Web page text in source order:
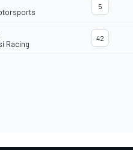
5
Racing
42